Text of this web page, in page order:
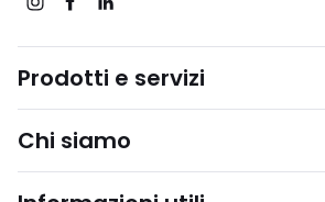
Prodotti e servizi
Chi siamo